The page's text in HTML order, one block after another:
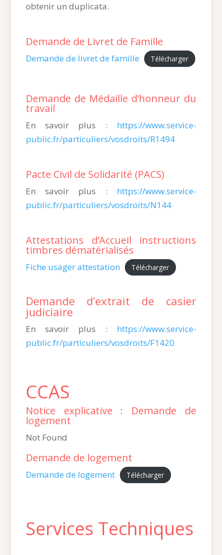
obtenir un duplicata.
Demande de Livret de Famille
Demande de livret de famille Télécharger
Demande de Médaille d’honneur du
travail
En savoir plus : https://www.service-
public.fr/particuliers/vosdroits/R1494
Pacte Civil de Solidarité (PACS)
En savoir plus : https://www.service-
public.fr/particuliers/vosdroits/N144
Attestations d’Accueil instructions
timbres dématérialisés
Fiche usager attestation Télécharger
Demande d’extrait de casier
judiciaire
En savoir plus : https://www.service-
public.fr/particuliers/vosdroits/F1420
CCAS
Notice explicative : Demande de
logement
Not Found
Demande de logement
Demande de logement Télécharger
Services Techniques